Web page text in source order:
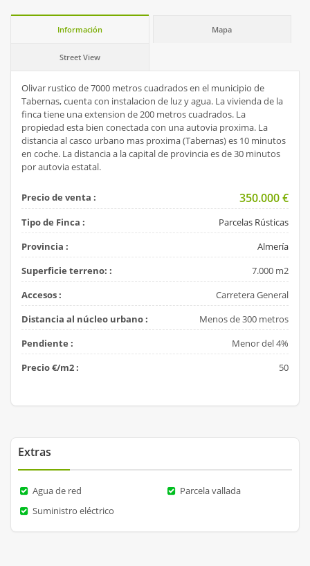
Información Mapa
Street View
Olivar rustico de 7000 metros cuadrados en el municipio de
Tabernas, cuenta con instalacion de luz y agua. La vivienda de la
finca tiene una extension de 200 metros cuadrados. La
propiedad esta bien conectada con una autovia proxima. La
distancia al casco urbano mas proxima (Tabernas) es 10 minutos
en coche. La distancia a la capital de provincia es de 30 minutos
por autovia estatal.
Precio de venta : 350.000€
Tipo de Finca :
Parcelas Rústicas
Provincia :
Almería
Superficie terreno: :
7.000 m2
Accesos :
Carretera General
Distancia al núcleo urbano :
Menos de 300 metros
Pendiente :
Menor del 4%
Precio €/m2 :
50
Extras
Agua de red
Parcela vallada
Suministro eléctrico